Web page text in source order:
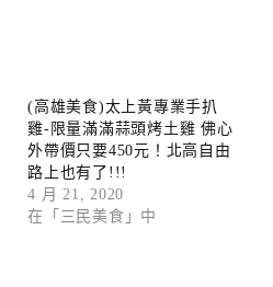
(高雄美食)太上黃專業手扒
雞-限量滿滿蒜頭烤土雞 佛心
外帶價只要450元！北高自由
路上也有了!!!
4 月 21, 2020
在「三民美食」中